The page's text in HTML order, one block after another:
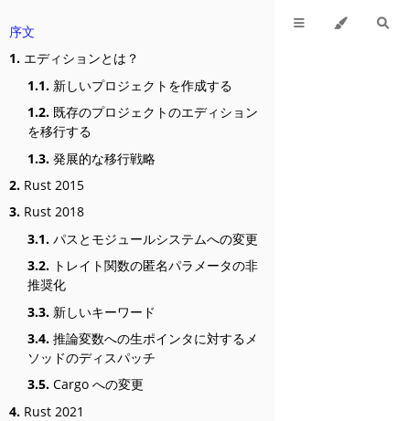
序文
1. エディションとは？
1.1. 新しいプロジェクトを作成する
1.2. 既存のプロジェクトのエディション
を移行する
1.3. 発展的な移行戦略
2. Rust 2015
3. Rust 2018
3.1. パスとモジュールシステムへの変更
3.2. トレイト関数の匿名パラメータの非
推奨化
3.3. 新しいキーワード
3.4. 推論変数への生ポインタに対するメ
ソッドのディスパッチ
3.5. Cargo への変更
4. Rust 2021